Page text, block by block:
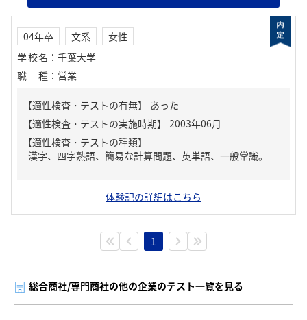
04年卒 文系
女性
学校名 ： 千葉大学
職種 ： 営業
【適性検査・テストの有無】 あった
【適性検査・テストの種類】
漢字、四字熟語、簡易な計算問題、英単語、一般常識。
体験記の詳細はこちら
1
総合商社/専門商社の他の企業のテスト一覧を見る